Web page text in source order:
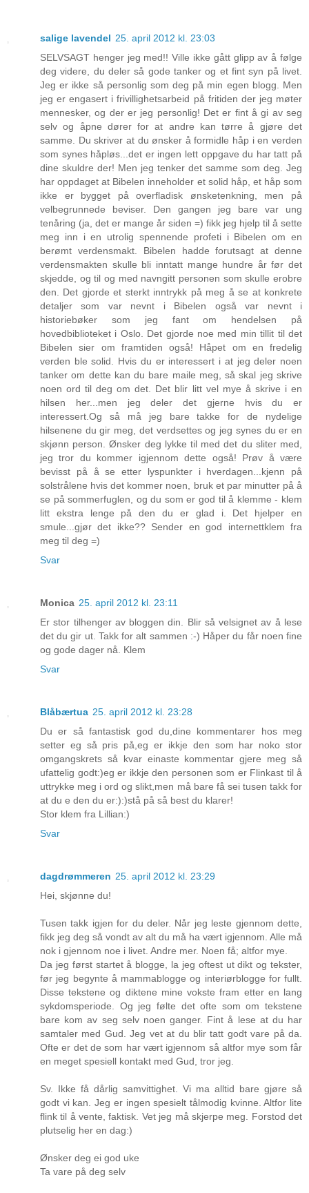
salige lavendel 25. april 2012 kl. 23:03
SELVSAGT henger jeg med!! Ville ikke gått glipp av å følge
deg videre, du deler så gode tanker og et fint syn på livet.
Jeg er ikke så personlig som deg på min egen blogg. Men
jeg er engasert i frivillighetsarbeid på fritiden der jeg møter
mennesker, og der er jeg personlig! Det er fint å gi av seg
selv og åpne dører for at andre kan tørre å gjøre det
samme. Du skriver at du ønsker å formidle håp i en verden
som synes håpløs...det er ingen lett oppgave du har tatt på
dine skuldre der! Men jeg tenker det samme som deg. Jeg
har oppdaget at Bibelen inneholder et solid håp, et håp som
ikke er bygget på overfladisk ønsketenkning, men på
velbegrunnede beviser. Den gangen jeg bare var ung
tenåring (ja, det er mange år siden =) fikk jeg hjelp til å sette
meg inn i en utrolig spennende profeti i Bibelen om en
berømt verdensmakt. Bibelen hadde forutsagt at denne
verdensmakten skulle bli inntatt mange hundre år før det
skjedde, og til og med navngitt personen som skulle erobre
den. Det gjorde et sterkt inntrykk på meg å se at konkrete
detaljer som var nevnt i Bibelen også var nevnt i
historiebøker som jeg fant om hendelsen på
hovedbiblioteket i Oslo. Det gjorde noe med min tillit til det
Bibelen sier om framtiden også! Håpet om en fredelig
verden ble solid. Hvis du er interessert i at jeg deler noen
tanker om dette kan du bare maile meg, så skal jeg skrive
noen ord til deg om det. Det blir litt vel mye å skrive i en
hilsen her...men jeg deler det gjerne hvis du er
interessert.Og så må jeg bare takke for de nydelige
hilsenene du gir meg, det verdsettes og jeg synes du er en
skjønn person. Ønsker deg lykke til med det du sliter med,
jeg tror du kommer igjennom dette også! Prøv å være
bevisst på å se etter lyspunkter i hverdagen...kjenn på
solstrålene hvis det kommer noen, bruk et par minutter på å
se på sommerfuglen, og du som er god til å klemme - klem
litt ekstra lenge på den du er glad i. Det hjelper en
smule...gjør det ikke?? Sender en god internettklem fra
meg til deg =)
Svar
Monica 25. april 2012 kl. 23:11
Er stor tilhenger av bloggen din. Blir så velsignet av å lese
det du gir ut. Takk for alt sammen :-) Håper du får noen fine
og gode dager nå. Klem
Svar
Blåbærtua 25. april 2012 kl. 23:28
Du er så fantastisk god du,dine kommentarer hos meg
setter eg så pris på,eg er ikkje den som har noko stor
omgangskrets så kvar einaste kommentar gjere meg så
ufattelig godt:)eg er ikkje den personen som er Flinkast til å
uttrykke meg i ord og slikt,men må bare få sei tusen takk for
at du e den du er:):)stå på så best du klarer!
Stor klem fra Lillian:)
Svar
dagdrømmeren 25. april 2012 kl. 23:29
Hei, skjønne du!
Tusen takk igjen for du deler. Når jeg leste gjennom dette,
fikk jeg deg så vondt av alt du må ha vært igjennom. Alle må
nok i gjennom noe i livet. Andre mer. Noen få; altfor mye.
Da jeg først startet å blogge, la jeg oftest ut dikt og tekster,
før jeg begynte å mammablogge og interiørblogge for fullt.
Disse tekstene og diktene mine vokste fram etter en lang
sykdomsperiode. Og jeg følte det ofte som om tekstene
bare kom av seg selv noen ganger. Fint å lese at du har
samtaler med Gud. Jeg vet at du blir tatt godt vare på da.
Ofte er det de som har vært igjennom så altfor mye som får
en meget spesiell kontakt med Gud, tror jeg.
Sv. Ikke få dårlig samvittighet. Vi ma alltid bare gjøre så
godt vi kan. Jeg er ingen spesielt tålmodig kvinne. Altfor lite
flink til å vente, faktisk. Vet jeg må skjerpe meg. Forstod det
plutselig her en dag:)
Ønsker deg ei god uke
Ta vare på deg selv